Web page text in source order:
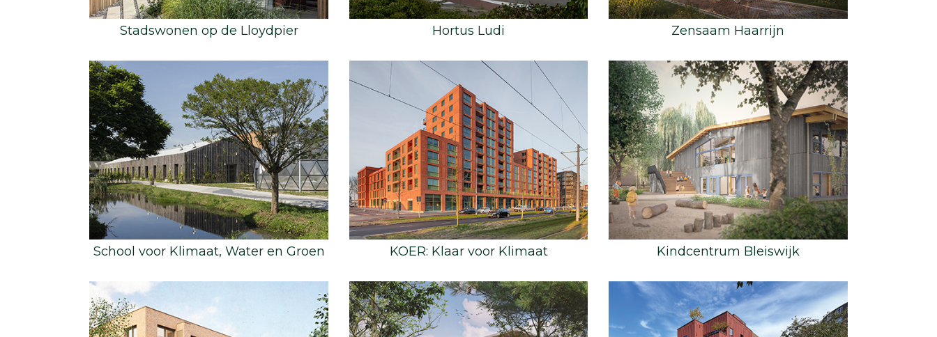
Zensaam Haarrijn
Hortus Ludi
Stadswonen op de Lloydpier
Kindcentrum Bleiswijk
KOER: Klaar voor Klimaat
School voor Klimaat, Water en Groen